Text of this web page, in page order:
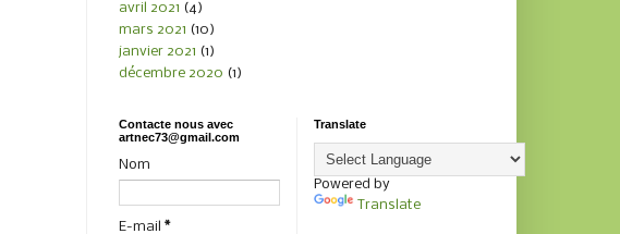
avril 2021 (4)
mars 2021 (10)
janvier 2021 (1)
décembre 2020 (1)
Contacte nous avec
artnec73@gmail.com
Nom
E-mail *
Translate
Powered by
Translate